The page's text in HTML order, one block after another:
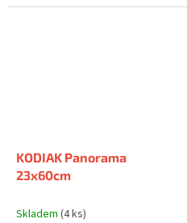
KODIAK Panorama
23x60cm
Skladem (4 ks)